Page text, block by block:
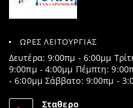
ΩΡΕΣ ΛΕΙΤΟΥΡΓΙΑΣ
Δευτέρα: 9:00πμ - 6:00μμ
9:00πμ - 4:00μμ Πέμπτη:
- 6:00μμ Σάββατο: 9:00πμ -
Σταθερο